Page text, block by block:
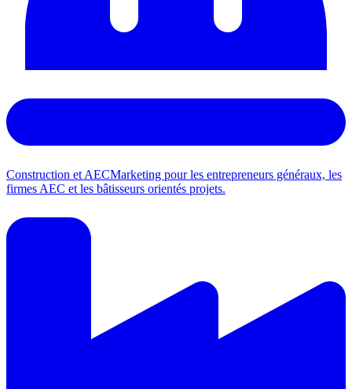
Construction et AECMarketing pour les entrepreneurs généraux, les
firmes AEC et les bâtisseurs orientés projets.